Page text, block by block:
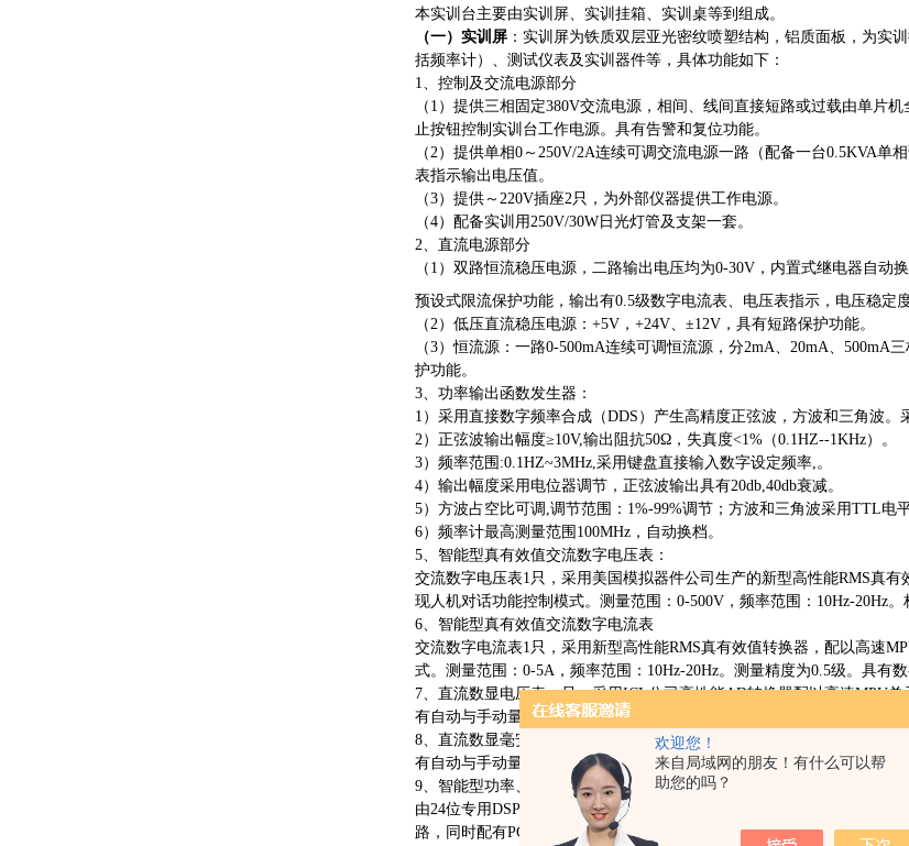
欢迎您！
来自局域网的朋友！有什么可以帮
助您的吗？
本实训台主要由实训屏、实训挂箱、实训桌等到组成。
（一）实训屏 ：实训屏为铁质双层亚光密纹喷塑结构，铝质面板，为实
括频率计）、测试仪表及实训器件等，具体功能如下：
1、控制及交流电源部分
（ 1）提供三相固定380V交流电源，相间、线间直接短路或过载由单片
止按钮控制实训台工作电源。具有告警和复位功能。
（2）提供单相0～250V/2A连续可调交流电源一路（配备一台0.5KVA单
表指示输出电压值。
（3）提供～220V插座2只，为外部仪器提供工作电源。
（4）配备实训用250V/30W日光灯管及支架一套。
2、直流电源部分
（ 1）双路恒流稳压电源，二路输出电压均为0-30V，内置式继电器自动
预设式限流保护功能，输出有0.5级数字电流表、电压表指示，电压稳定
（2）低压直流稳压电源：+5V，+24V、±12V，具有短路保护功能。
（3）恒流源：一路0-500mA连续可调恒流源，分2mA、20mA、500mA
护功能。
3、功率输出函数发生器：
1）采用直接数字频率合成（DDS）产生高精度正弦波，方波和三角波。
2）正弦波输出幅度≥10V,输出阻抗50Ω，失真度<1%（0.1HZ--1KHz）。
3）频率范围:0.1HZ~3MHz,采用键盘直接输入数字设定频率,。
4）输出幅度采用电位器调节，正弦波输出具有20db,40db衰减。
5）方波占空比可调,调节范围：1%-99%调节；方波和三角波采用TTL电平
6）频率计最高测量范围100MHz，自动换档。
5、智能型真有效值交流数字电压表：
交流数字电压表1只，采用美国模拟器件公司生产的新型高性能RMS真
现人机对话功能控制模式。测量范围：0-500V，频率范围：10Hz-20Hz
6、智能型真有效值交流数字电流表
交流数字电流表1只，采用新型高性能RMS真有效值转换器，配以高速
式。测量范围：0-5A，频率范围：10Hz-20Hz。测量精度为0.5级。具有
7、直流数显电压表一只，采用ICL公司高性能AD转换器配以高速MPU
有自动与手动量程，测量范围：0-300V。测量精度为0.5级。具有数据存
8、直流数显毫安表一只，采用ICL公司高性能AD转换器配以高速MPU
有自动与手动量程，测量范围：0-2000mA。测量精度为0.5级。具有数
9、智能型功率、功率因数表：
由24位专用DSP、16位高精度A/D转换器和高MPU单元设计构成，通过
路，同时配有PC监控软件来加强分析能力。能测量电路的功率、功率因